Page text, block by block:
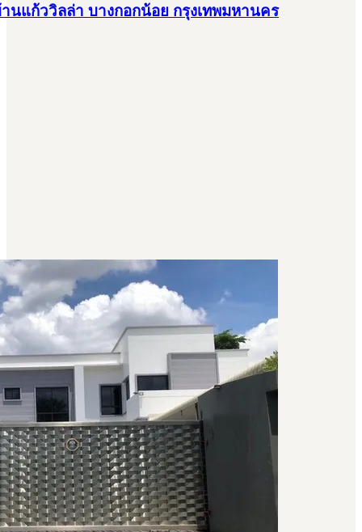
นแก้ววิลล่า บางกอกน้อย กรุงเทพมหานคร